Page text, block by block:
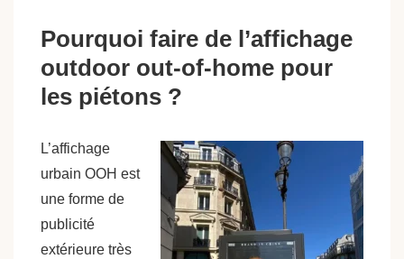
Pourquoi faire de l’affichage
outdoor out-of-home pour
les piétons ?
L’affichage
urbain OOH est
une forme de
publicité
extérieure très